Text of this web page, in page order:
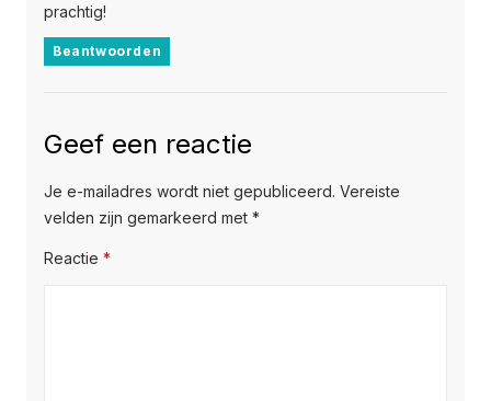
prachtig!
Beantwoorden
Geef een reactie
Je e-mailadres wordt niet gepubliceerd. Vereiste
velden zijn gemarkeerd met *
Reactie *